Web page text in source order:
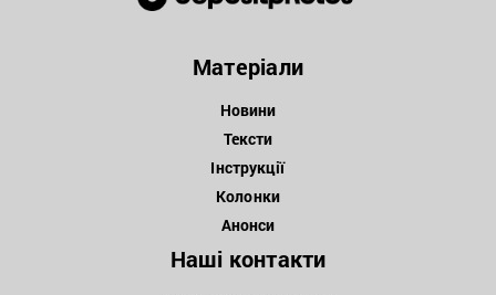
Матеріали
Новини
Тексти
Інструкції
Колонки
Анонси
Наші контакти